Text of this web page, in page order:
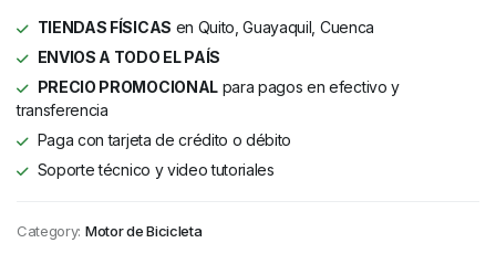
TIENDAS FÍSICAS en Quito, Guayaquil, Cuenca
ENVIOS A TODO EL PAÍS
PRECIO PROMOCIONALpara pagos en efectivo y
transferencia
Paga con tarjeta de crédito o débito
Soporte técnico y video tutoriales
Category: Motor de Bicicleta